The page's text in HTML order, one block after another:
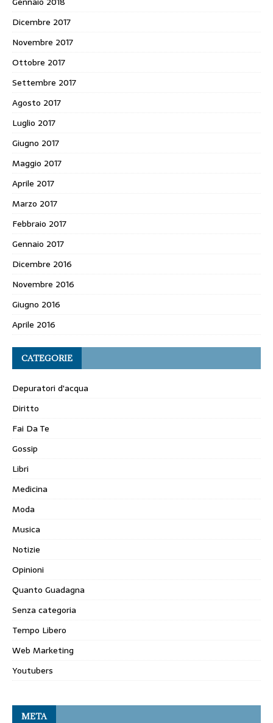
Dicembre 2017
Novembre 2017
Ottobre 2017
Settembre 2017
Agosto 2017
Luglio 2017
Giugno 2017
Maggio 2017
Aprile 2017
Marzo 2017
Febbraio 2017
Gennaio 2017
Dicembre 2016
Novembre 2016
Giugno 2016
Aprile 2016
CATEGORIE
Depuratori d'acqua
Diritto
Fai Da Te
Gossip
Libri
Medicina
Moda
Musica
Notizie
Opinioni
Quanto Guadagna
Senza categoria
Tempo Libero
Web Marketing
Youtubers
META